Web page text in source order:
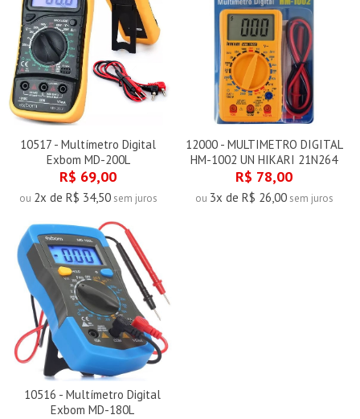
10517 - Multímetro Digital
Exbom MD-200L
R$ 69,00
ou 2x de R$ 34,50sem juros
12000 - MULTIMETRO DIGITAL
HM-1002 UN HIKARI 21N264
R$ 78,00
ou 3x de R$ 26,00sem juros
10516 - Multímetro Digital
Exbom MD-180L